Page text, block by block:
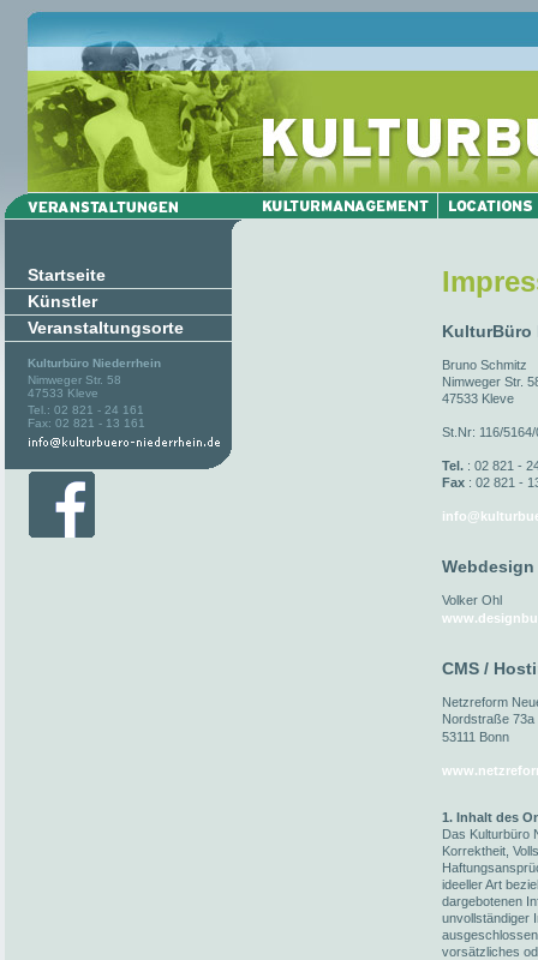
Startseite
Künstler
Veranstaltungsorte
Kulturbüro Niederrhein
Nimweger Str. 58
47533 Kleve
Tel.: 02 821 - 24 161
Fax: 02 821 - 13 161
KulturBüro
Bruno Schmitz
Nimweger Str.
47533 Kleve
St.Nr: 116/
Tel. : 02 821 -
Fax : 02 821 -
Webdesign
Volker Ohl
CMS /
Netzreform
Nordstraße 73a
53111 Bonn
1. Inhalt des
Das Kulturbüro
Korrektheit,
ideeller Art
dargebotenen
unvollständiger
vorsätzliches